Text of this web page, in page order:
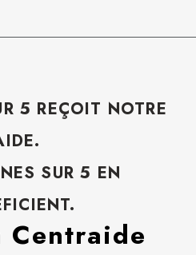
5 REÇOIT NOTRE
SUR 5 EN
Centraide